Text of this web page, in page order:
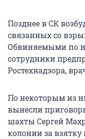
Позднее в СК
связанных со
Обвиняемыми по
сотрудники
Ростехнадзора,
По некоторым из
вынесли
шахты Сергей
колонии за взятку